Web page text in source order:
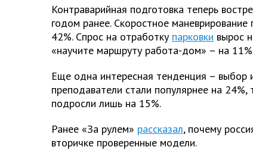
Контраварийная подготовка теперь
годом ранее. Скоростное маневрирование
42%. Спрос на отработку парковки вырос
«научите маршруту работа-дом» – на
Еще одна интересная тенденция – выбор
преподаватели стали популярнее на 24%,
подросли лишь на 15%.
Ранее «За рулем» рассказал, почему
вторичке проверенные модели.